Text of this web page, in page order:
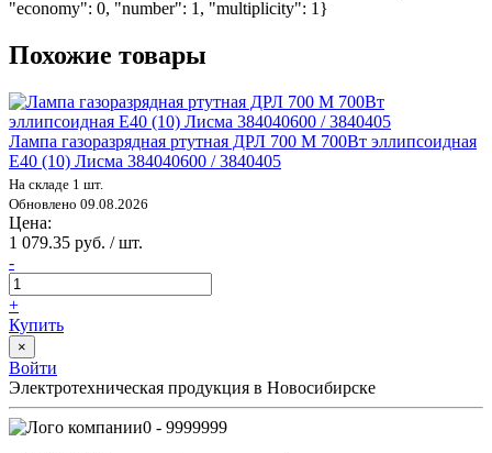
"economy": 0, "number": 1, "multiplicity": 1}
Похожие товары
Лампа газоразрядная ртутная ДРЛ 700 М 700Вт эллипсоидная
E40 (10) Лисма 384040600 / 3840405
На складе 1 шт.
Обновлено 09.08.2026
Цена:
1 079.35 руб. / шт.
-
+
Купить
×
Войти
Электротехническая продукция в Новосибирске
0 - 9999999